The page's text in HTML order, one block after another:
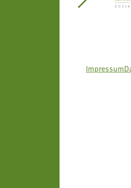
Südtiroler
Impressum